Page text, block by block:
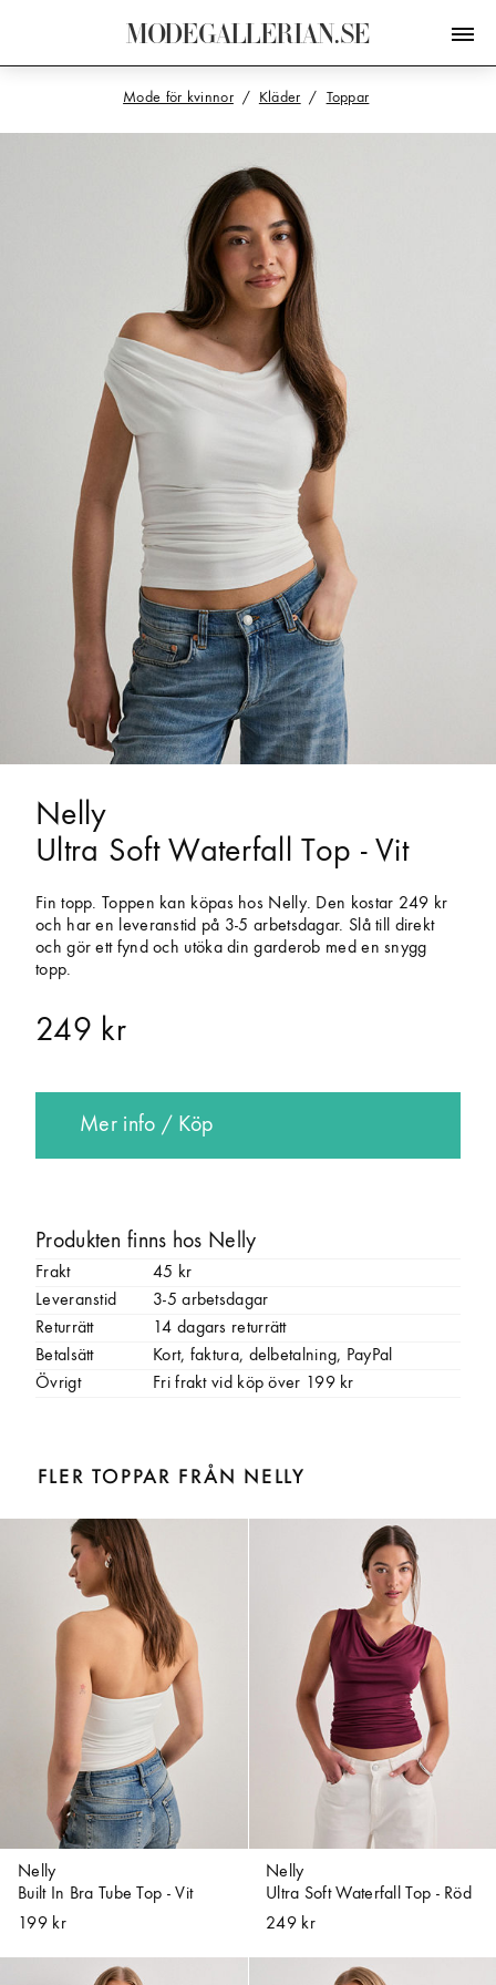
MODEGALLERIAN.SE
Mode för kvinnor Kläder Toppar
Nelly
Ultra Soft Waterfall Top - Vit
Fin topp. Toppen kan köpas hos Nelly. Den kostar 249 kr
och har en leveranstid på 3-5 arbetsdagar. Slå till direkt
och gör ett fynd och utöka din garderob med en snygg
topp.
249 kr
Mer info / Köp
Produkten finns hos Nelly
Frakt
45 kr
Leveranstid
3-5 arbetsdagar
Returrätt
14 dagars returrätt
Betalsätt
Kort, faktura, delbetalning, PayPal
Övrigt
Fri frakt vid köp över 199 kr
FLER TOPPAR FRÅN NELLY
Nelly
Built In Bra Tube Top - Vit
199 kr
Nelly
Ultra Soft Waterfall Top - Röd
249 kr